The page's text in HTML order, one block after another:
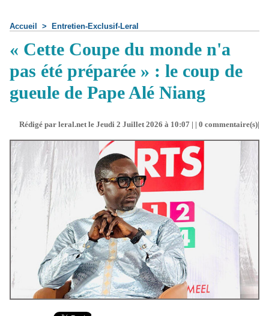
Accueil > Entretien-Exclusif-Leral
« Cette Coupe du monde n'a
pas été préparée » : le coup de
gueule de Pape Alé Niang
Rédigé par leral.net le Jeudi 2 Juillet 2026 à 10:07 | | 0 commentaire(s)|